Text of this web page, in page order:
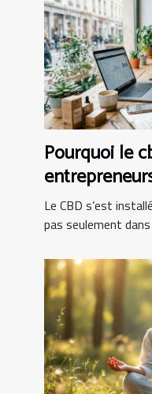
Pourquoi le
Le CBD s’est
pas seulement